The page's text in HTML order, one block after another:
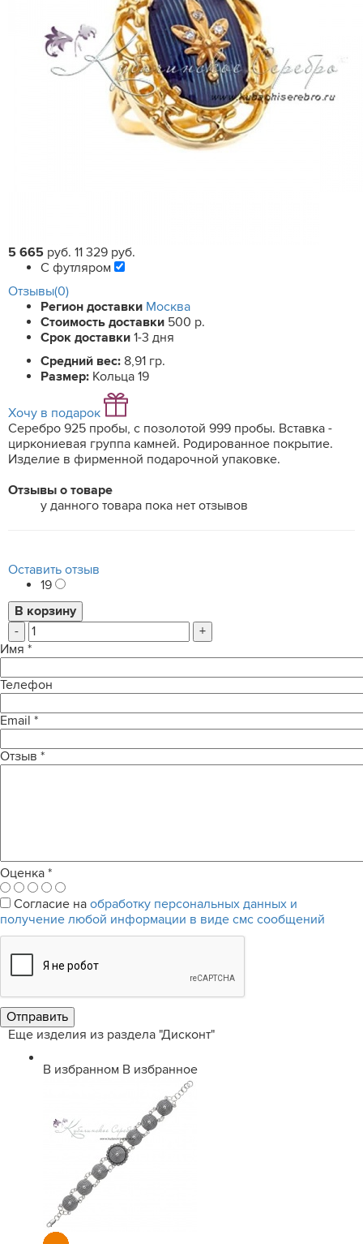
5 665 руб. 11 329 руб.
С футляром
Отзывы(0)
Регион доставки Москва
Стоимость доставки 500 р.
Срок доставки 1-3 дня
Средний вес: 8,91 гр.
Размер: Кольца 19
Хочу в подарок
Серебро 925 пробы, с позолотой 999 пробы. Вставка -
циркониевая группа камней. Родированное покрытие.
Изделие в фирменной подарочной упаковке.
Отзывы о товаре
у данного товара пока нет отзывов
Оставить отзыв
19
-
+
Имя *
Телефон
Email *
Отзыв *
Оценка *
Согласие на обработку персональных данных и
получение любой информации в виде смс сообщений
Еще изделия из раздела "Дисконт"
В избранном В избранное